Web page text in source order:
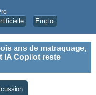
Emploi
ans de matraquage,
IA Copilot reste